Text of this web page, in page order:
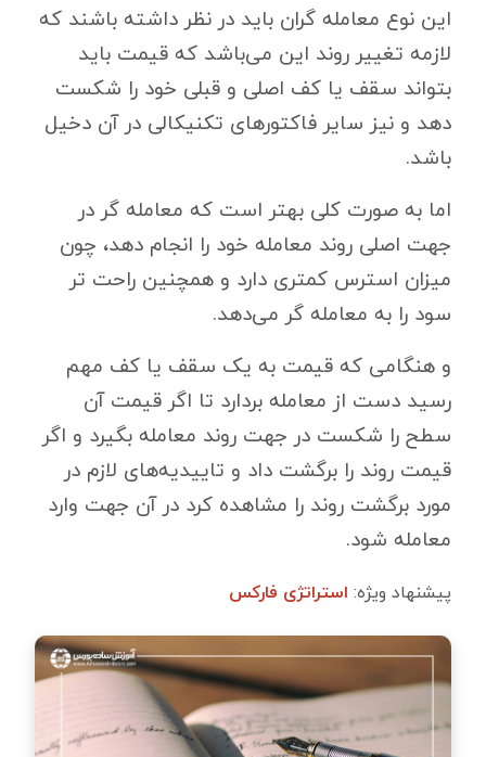
این نوع معامله گران باید در نظر داشته باشند که
لازمه تغییر روند این می‌باشد که قیمت باید
بتواند سقف یا کف اصلی و قبلی خود را شکست
دهد و نیز سایر فاکتورهای تکنیکالی در آن دخیل
باشد.
اما به صورت کلی بهتر است که معامله گر در
جهت اصلی روند معامله خود را انجام دهد، چون
میزان استرس کمتری دارد و همچنین راحت تر
سود را به معامله گر می‌دهد.
و هنگامی که قیمت به یک سقف یا کف مهم
رسید دست از معامله بردارد تا اگر قیمت آن
سطح را شکست در جهت روند معامله بگیرد و اگر
قیمت روند را برگشت داد و تاییدیه‌های لازم در
مورد برگشت روند را مشاهده کرد در آن جهت وارد
معامله شود.
پیشنهاد ویژه: استراتژی فارکس